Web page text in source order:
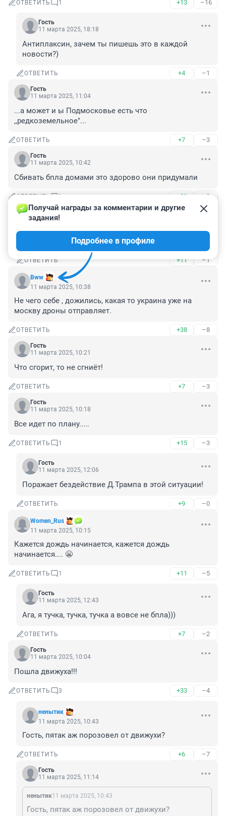
ОТВЕТИТЬ 1 +13 –16
Гость
11 марта 2025, 18:18
Антиплаксин, зачем ты пишешь это в каждой
новости?)
ОТВЕТИТЬ +4 –1
Гость
11 марта 2025, 11:04
...а может и ы Подмосковье есть что
,,редкоземельное"...
ОТВЕТИТЬ +7 –3
Гость
11 марта 2025, 10:42
Сбивать бпла домами это здорово они придумали
ОТВЕТИТЬ 1 +29 –2
Вaнюхa
Гость, аналоговнетное вооружение.
ОТВЕТИТЬ +11 –1
Bww
Получай награды за комментарии и другие
задания!
Подробнее в профиле
11 марта 2025, 10:38
Не чего себе , дожились, какая то украина уже на
москву дроны отправляет.
ОТВЕТИТЬ +38 –8
Гость
11 марта 2025, 10:21
Что сгорит, то не сгниёт!
ОТВЕТИТЬ +7 –3
Гость
11 марта 2025, 10:18
Все идет по плану.....
ОТВЕТИТЬ 1 +15 –3
Гость
11 марта 2025, 12:06
Поражает бездействие Д.Трампа в этой ситуации!
ОТВЕТИТЬ +9 –0
Women_Rus
11 марта 2025, 10:15
Кажется дождь начинается, кажется дождь
начинается.... 😬
ОТВЕТИТЬ 1 +11 –5
Гость
11 марта 2025, 12:43
Ага, я тучка, тучка, тучка а вовсе не бпла)))
ОТВЕТИТЬ +7 –2
Гость
11 марта 2025, 10:04
Пошла движуха!!!
ОТВЕТИТЬ 3 +33 –4
ненытик
11 марта 2025, 10:43
Гость, пятак аж порозовел от движухи?
ОТВЕТИТЬ +6 –7
Гость
11 марта 2025, 11:14
ненытик11 марта 2025, 10:43
Гость, пятак аж порозовел от движухи?